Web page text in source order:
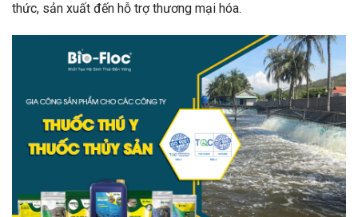
thức, sản xuất đến hỗ trợ thương mại hóa.